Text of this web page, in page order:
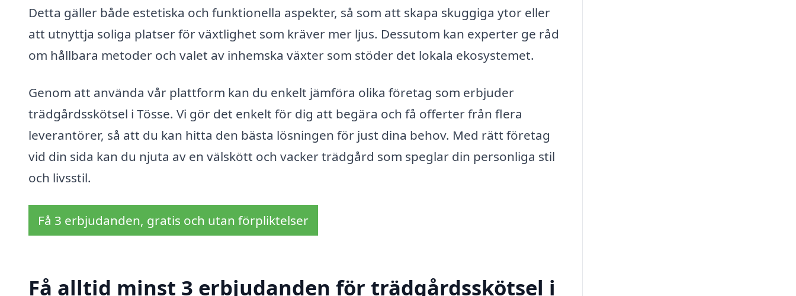
Detta gäller både estetiska och funktionella aspekter, så som att skapa skuggiga ytor eller
att utnyttja soliga platser för växtlighet som kräver mer ljus. Dessutom kan experter ge råd
om hållbara metoder och valet av inhemska växter som stöder det lokala ekosystemet.
Genom att använda vår plattform kan du enkelt jämföra olika företag som erbjuder
trädgårdsskötsel i Tösse. Vi gör det enkelt för dig att begära och få offerter från flera
leverantörer, så att du kan hitta den bästa lösningen för just dina behov. Med rätt företag
vid din sida kan du njuta av en välskött och vacker trädgård som speglar din personliga stil
och livsstil.
Få 3 erbjudanden, gratis och utan förpliktelser
Få alltid minst 3 erbjudanden för trädgårdsskötsel i